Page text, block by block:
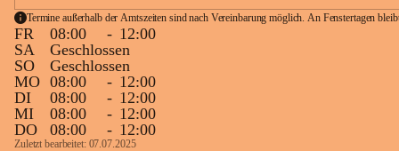
Termine außerhalb der Amtszeiten sind nach Vereinbarung möglich. An Fenstertagen
FR 08:00 - 12:00
SA
Geschlossen
SO
Geschlossen
MO 08:00 - 12:00
DI
08:00 - 12:00
MI
08:00 - 12:00
DO
08:00 - 12:00
Zuletzt bearbeitet: 07.07.2025